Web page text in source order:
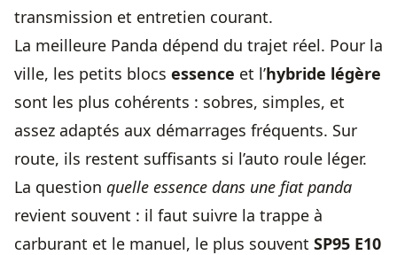
transmission et entretien courant.
La meilleure Panda dépend du trajet réel. Pour la
ville, les petits blocs essence et l’hybride légère
sont les plus cohérents : sobres, simples, et
assez adaptés aux démarrages fréquents. Sur
route, ils restent suffisants si l’auto roule léger.
La question quelle essence dans une fiat panda
revient souvent : il faut suivre la trappe à
carburant et le manuel, le plus souvent SP95 E10